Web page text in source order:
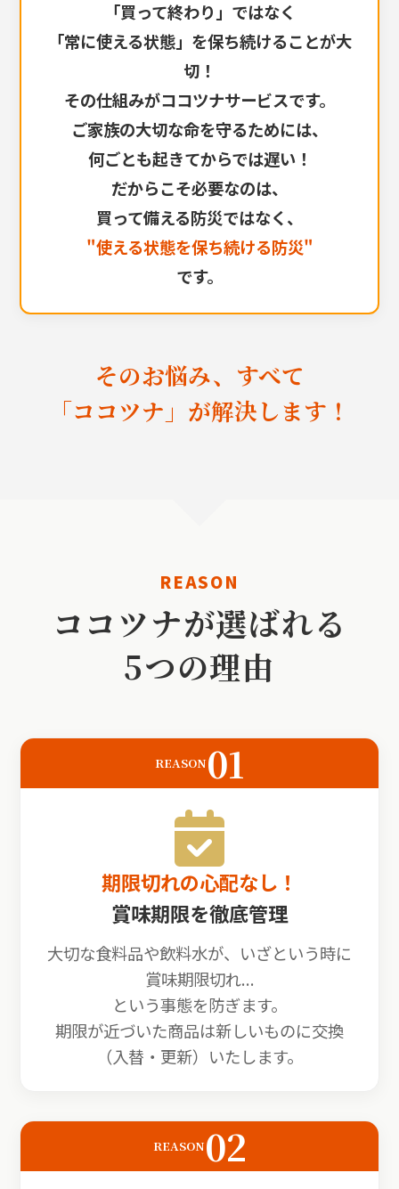
「買って終わり」ではなく
「常に使える状態」を保ち続けることが大
切！
その仕組みがココツナサービスです。
ご家族の大切な命を守るためには、
何ごとも起きてからでは遅い！
だからこそ必要なのは、
買って備える防災ではなく、
"使える状態を保ち続ける防災"
です。
そのお悩み、すべて
「ココツナ」が解決します！
REASON
ココツナが選ばれる
5つの理由
REASON01
期限切れの心配なし！
賞味期限を徹底管理
大切な食料品や飲料水が、いざという時に
賞味期限切れ...
という事態を防ぎます。
期限が近づいた商品は新しいものに交換
（入替・更新）いたします。
REASON02